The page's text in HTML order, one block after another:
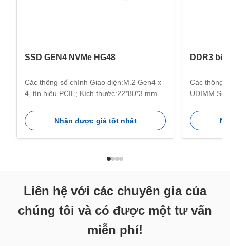
SSD GEN4 NVMe HG48
Các thông số chính Giao diện:M.2 Gen4 x
4, tín hiệu PCIE; Kích thước:22*80*3 mm;
Linux, Mac v.v. Sử dụng cho:Máy chủ, PC,
Game PC, máy tính thiết kế,PC máy tính
để bàn, máy tính xách tay vv; Truyền hiệu
Nhận được giá tốt nhất
DDR3 bộ
Các thông
UDIMM
công
số:1333/
75°C Nhiệt
Liên hệ với các chuyên gia của
chúng tôi và có được một tư vấn
miễn phí!